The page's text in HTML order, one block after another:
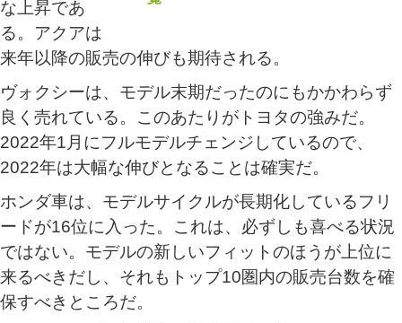
な上昇であ
る。アクアは
来年以降の販売の伸びも期待される。
ヴォクシーは、モデル末期だったのにもかかわらず
良く売れている。このあたりがトヨタの強みだ。
2022年1月にフルモデルチェンジしているので、
2022年は大幅な伸びとなることは確実だ。
ホンダ車は、モデルサイクルが長期化しているフリ
ードが16位に入った。これは、必ずしも喜べる状況
ではない。モデルの新しいフィットのほうが上位に
来るべきだし、それもトップ10圏内の販売台数を確
保すべきところだ。